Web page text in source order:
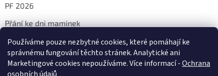
Používáme pouze nezbytné cookies, které pomáhají ke
správnému fungování těchto stránek. Analytické ani
Marketingové cookies nepoužíváme. Více informací -Ochrana
PF 2026
Přání ke dni maminek
Facebook